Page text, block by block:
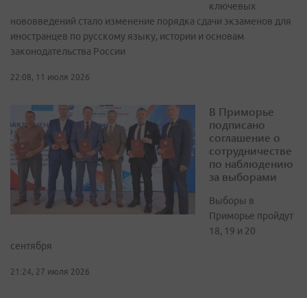
ключевых
нововведений стало изменение порядка сдачи экзаменов для
иностранцев по русскому языку, истории и основам
законодательства России
22:08, 11 июля 2026
В Приморье
подписано
соглашение о
сотрудничестве
по наблюдению
за выборами
Выборы в
Приморье пройдут
18, 19 и 20
сентября
21:24, 27 июля 2026